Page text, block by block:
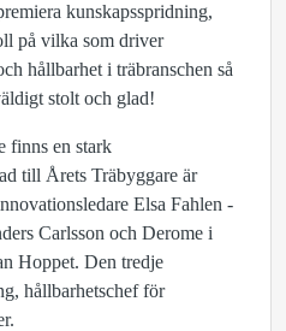
kunskapsspridning,
på vilka som driver
hållbarhet i träbranschen så
stolt och glad!
finns en stark
till Årets Träbyggare är
Elsa Fahlen -
Carlsson och Derome i
Hoppet. Den tredje
hållbarhetschef för